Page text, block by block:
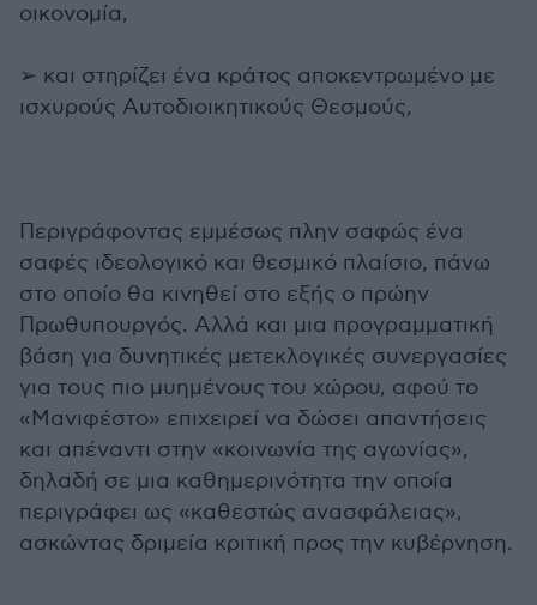
οικονομία,
➢ και στηρίζει ένα κράτος αποκεντρωμένο με
ισχυρούς Αυτοδιοικητικούς Θεσμούς,
Περιγράφοντας εμμέσως πλην σαφώς ένα
σαφές ιδεολογικό και θεσμικό πλαίσιο, πάνω
στο οποίο θα κινηθεί στο εξής ο πρώην
Πρωθυπουργός. Αλλά και μια προγραμματική
βάση για δυνητικές μετεκλογικές συνεργασίες
για τους πιο μυημένους του χώρου, αφού το
«Μανιφέστο» επιχειρεί να δώσει απαντήσεις
και απέναντι στην «κοινωνία της αγωνίας»,
δηλαδή σε μια καθημερινότητα την οποία
περιγράφει ως «καθεστώς ανασφάλειας»,
ασκώντας δριμεία κριτική προς την κυβέρνηση.